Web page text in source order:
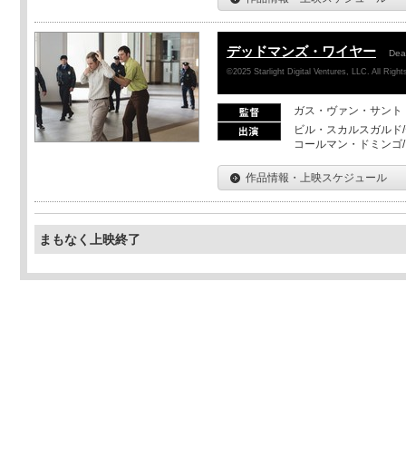
デッドマンズ・ワイヤー
©2025 Starlight Digital Ventures, LLC. All
ガス・ヴァン・サント
ビル・スカルスガル
コールマン・ドミン
作品情報・上映スケジュール
まもなく上映終了